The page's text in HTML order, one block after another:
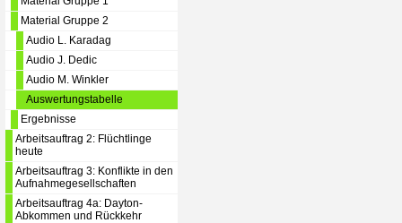
Material Gruppe 2
Audio L. Karadag
Audio J. Dedic
Audio M. Winkler
Auswertungstabelle
Ergebnisse
Arbeitsauftrag 2: Flüchtlinge
heute
Arbeitsauftrag 3: Konflikte in den
Aufnahmegesellschaften
Arbeitsauftrag 4a: Dayton-
Abkommen und Rückkehr